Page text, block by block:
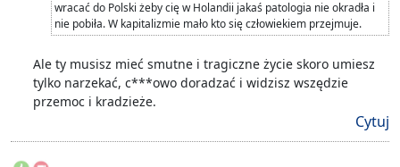
wracać do Polski żeby cię w Holandii jakaś patologia nie okradła i
nie pobiła. W kapitalizmie mało kto się człowiekiem przejmuje.
Ale ty musisz mieć smutne i tragiczne życie skoro umiesz
tylko narzekać, c***owo doradzać i widzisz wszędzie
przemoc i kradzieże.
Cytuj